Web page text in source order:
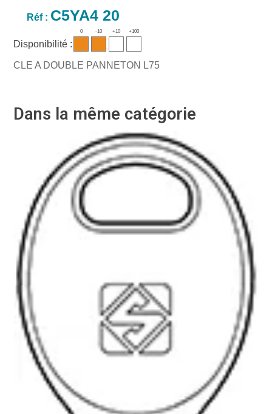
Réf : C5YA4 20
Disponibilité :
0 -10 +10 +100
CLE A DOUBLE PANNETON L75
Dans la même catégorie